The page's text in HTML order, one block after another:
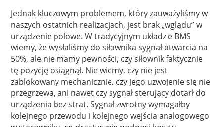
Jednak kluczowym problemem, który zauważyliśmy w
naszych ostatnich realizacjach, jest brak „wglądu” w
urządzenie polowe. W tradycyjnym układzie BMS
wiemy, że wysłaliśmy do siłownika sygnał otwarcia na
50%, ale nie mamy pewności, czy siłownik faktycznie
tę pozycję osiągnął. Nie wiemy, czy nie jest
zablokowany mechanicznie, czy jego uzwojenie się nie
przegrzewa, ani nawet czy sygnał sterujący dotarł do
urządzenia bez strat. Sygnał zwrotny wymagałby
kolejnego przewodu i kolejnego wejścia analogowego